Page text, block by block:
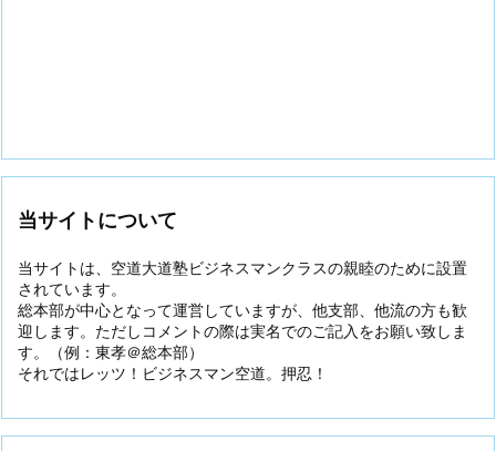
当サイトについて
当サイトは、空道大道塾ビジネスマンクラスの親睦のために設置
されています。
総本部が中心となって運営していますが、他支部、他流の方も歓
迎します。ただしコメントの際は実名でのご記入をお願い致しま
す。（例：東孝＠総本部）
それではレッツ！ビジネスマン空道。押忍！